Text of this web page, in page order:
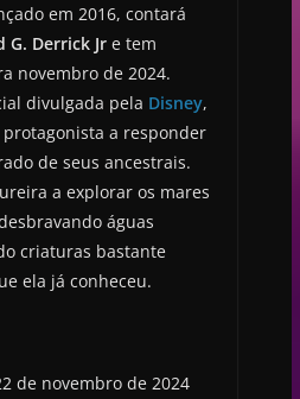
em 2016, contará
G. Derrick Jre tem
novembro de 2024.
divulgada pela Disney,
a responder
de seus ancestrais.
a explorar os mares
águas
criaturas bastante
ela já conheceu.
de novembro de 2024